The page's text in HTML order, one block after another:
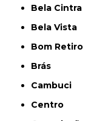
Bela Cintra
Bela Vista
Bom Retiro
Brás
Cambuci
Centro